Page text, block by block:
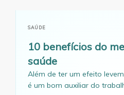
SAÚDE
10 benefícios do
saúde
Além de ter um efeito
é um bom auxiliar do